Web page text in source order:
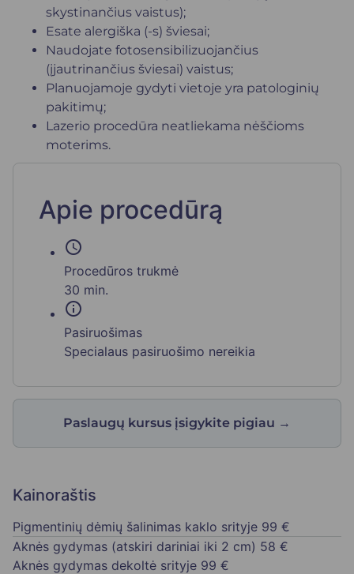
skystinančius vaistus);
Esate alergiška (-s) šviesai;
Naudojate fotosensibilizuojančius
(įjautrinančius šviesai) vaistus;
Planuojamoje gydyti vietoje yra patologinių
pakitimų;
Lazerio procedūra neatliekama nėščioms
moterims.
Apie procedūrą
schedule
Procedūros trukmė
30 min.
info
Pasiruošimas
Specialaus pasiruošimo nereikia
Paslaugų kursus įsigykite pigiau →
Kainoraštis
Pigmentinių dėmių šalinimas kaklo srityje 99 €
Aknės gydymas (atskiri dariniai iki 2 cm) 58 €
Aknės gydymas dekoltė srityje 99 €